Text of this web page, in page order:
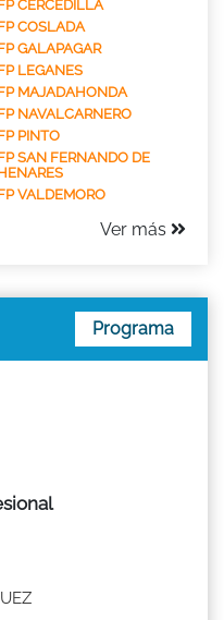
CERCEDILLA
COSLADA
GALAPAGAR
LEGANES
MAJADAHONDA
NAVALCARNERO
PINTO
SAN FERNANDO DE
VALDEMORO
Ver más
Programa